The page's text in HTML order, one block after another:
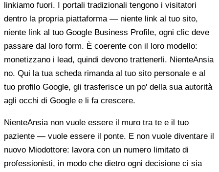
linkiamo fuori. I portali tradizionali tengono i visitatori
dentro la propria piattaforma — niente link al tuo sito,
niente link al tuo Google Business Profile, ogni clic deve
passare dal loro form. È coerente con il loro modello:
monetizzano i lead, quindi devono trattenerli. NienteAnsia
no. Qui la tua scheda rimanda al tuo sito personale e al
tuo profilo Google, gli trasferisce un po' della sua autorità
agli occhi di Google e li fa crescere.
NienteAnsia non vuole essere il muro tra te e il tuo
paziente — vuole essere il ponte. E non vuole diventare il
nuovo Miodottore: lavora con un numero limitato di
professionisti, in modo che dietro ogni decisione ci sia